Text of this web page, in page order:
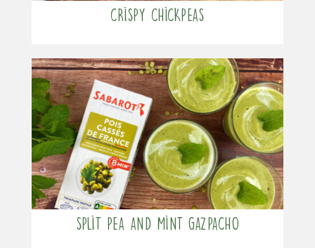
Crispy chickpeas
Split pea and mint gazpacho